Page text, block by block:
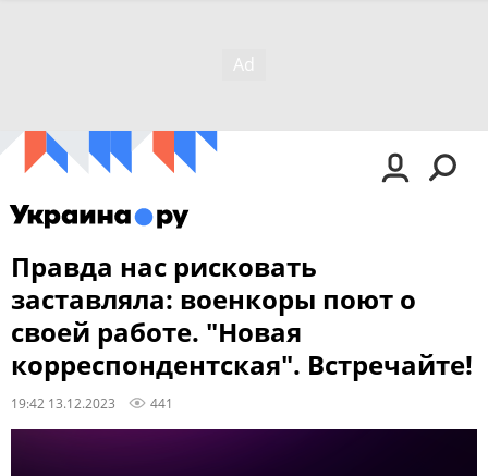
Правда нас рисковать
заставляла: военкоры поют о
своей работе. "Новая
корреспондентская". Встречайте!
19:42 13.12.2023 441